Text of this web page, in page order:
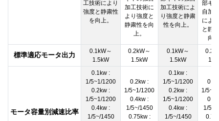
工技術により
強度と静粛性
を向上。
加工技術に
より強度と
静粛性を向
上。
加工技術によ
り強度と静粛
性を向上。
部ギ
自加
によ
と静
向
標準適応モータ出力
0.1kW～
1.5kW
0.2kW～
1.5kW
0.1kW～
1.5kW
モータ容量別減速比率
0.1kw :
1/5~1/1200
0.2kw :
1/5~1/1200
0.4kw :
1/5~/1450
0.2kw :
1/5~1/1200
0.4kw :
1/5~/1450
0.75kw :
0.1kw :
1/5~1/1200
0.2kw :
1/5~1/1200
0.4kw :
1/5~/1450
1/
1/5~/